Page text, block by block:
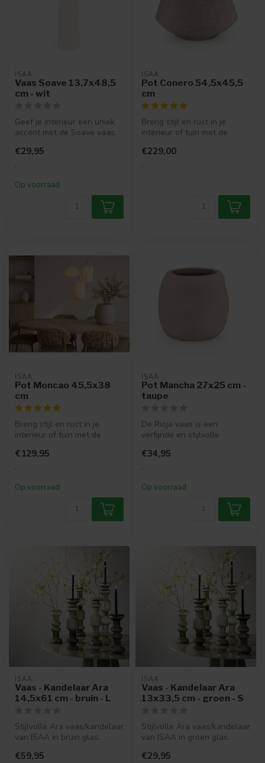
ISAA
Vaas Soave 13,7x48,5
cm - wit
Geef je interieur een uniek
accent met de Soave vaas.
vervaardi...
€29,95
.
Op voorraad
ISAA
Pot Conero 54,5x45,5
cm
Breng stijl en rust in je
interieur of tuin met de
in ...
€229,00
.
.
ISAA
Pot Moncao 45,5x38
cm
Breng stijl en rust in je
interieur of tuin met de
in ...
€129,95
.
Op voorraad
ISAA
Pot Mancha 27x25 cm -
taupe
De Rioja vaas is een
verfijnde en stijlvolle
Met zi...
€34,95
.
Op voorraad
ISAA
Vaas - Kandelaar Ara
14,5x61 cm - bruin - L
Stijlvolle Ara vaas/kandelaar
van ISAA in bruin glas.
€59,95
ISAA
Vaas - Kandelaar Ara
13x33,5 cm - groen - S
Stijlvolle Ara vaas/kandelaar
van ISAA in groen glas.
€29,95